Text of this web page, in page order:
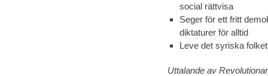
social rättvisa
Seger för ett fritt
diktaturer för alltid
Leve det syriska
Uttalande av